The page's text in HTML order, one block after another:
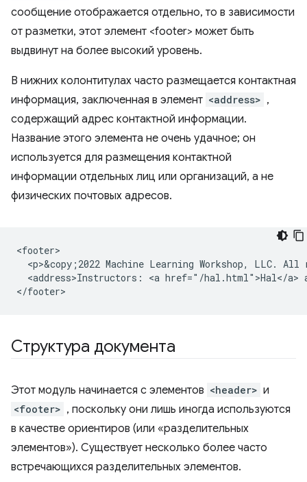
сообщение отображается отдельно, то в зависимости
от разметки, этот элемент <footer> может быть
выдвинут на более высокий уровень.
В нижних колонтитулах часто размещается контактная
информация, заключенная в элемент <address> ,
содержащий адрес контактной информации.
Название этого элемента не очень удачное; он
используется для размещения контактной
информации отдельных лиц или организаций, а не
физических почтовых адресов.
<footer>
<p>&copy;2022 Machine Learning Workshop, LLC. All
<address>Instructors: <a href="/hal.html">Hal</a>
Структура документа
Этот модуль начинается с элементов <header> и
<footer> , поскольку они лишь иногда используются
в качестве ориентиров (или «разделительных
элементов»). Существует несколько более часто
встречающихся разделительных элементов.